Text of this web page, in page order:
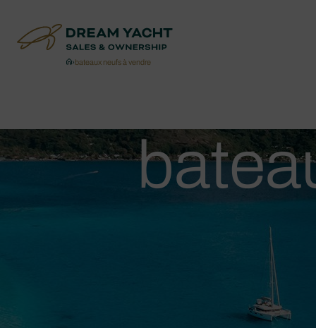
›bateaux neufs à vendre